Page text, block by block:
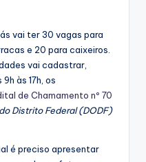
vai ter 30 vagas para
e 20 para caixeiros.
vai cadastrar,
às 17h, os
de Chamamento nº 70
Distrito Federal (DODF)
é preciso apresentar